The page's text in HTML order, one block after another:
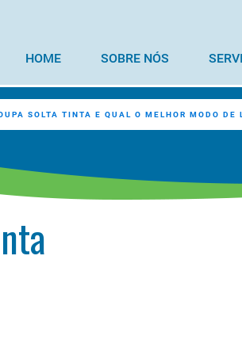
HOME SOBRE NÓS
SOLTA TINTA E QUAL O MELHOR MODO DE